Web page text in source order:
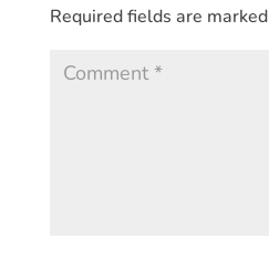
Required fields are marked